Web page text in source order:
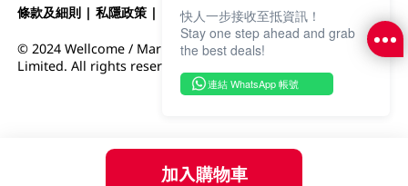
加入購物車
條款及細則 |私隱政策 | DFI零售集團
© 2024 Wellcome / Market Place. The Dairy Farm Company
Limited. All rights reserved.
快人一步接收至抵資訊！
Stay one step ahead and grab
the best deals!
連結 WhatsApp 帳號